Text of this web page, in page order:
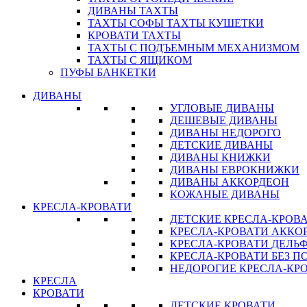
ДИВАНЫ ТАХТЫ
ТАХТЫ СОФЫ ТАХТЫ КУШЕТКИ
КРОВАТИ ТАХТЫ
ТАХТЫ С ПОДЪЕМНЫМ МЕХАНИЗМОМ
ТАХТЫ С ЯЩИКОМ
ПУФЫ БАНКЕТКИ
ДИВАНЫ
УГЛОВЫЕ ДИВАНЫ
ДЕШЕВЫЕ ДИВАНЫ
ДИВАНЫ НЕДОРОГО
ДЕТСКИЕ ДИВАНЫ
ДИВАНЫ КНИЖКИ
ДИВАНЫ ЕВРОКНИЖКИ
ДИВАНЫ АККОРДЕОН
КОЖАНЫЕ ДИВАНЫ
КРЕСЛА-КРОВАТИ
ДЕТСКИЕ КРЕСЛА-
КРЕСЛА-КРОВАТИ
КРЕСЛА-КРОВАТИ
КРЕСЛА-КРОВАТИ БЕЗ
НЕДОРОГИЕ КРЕСЛА-
КРЕСЛА
КРОВАТИ